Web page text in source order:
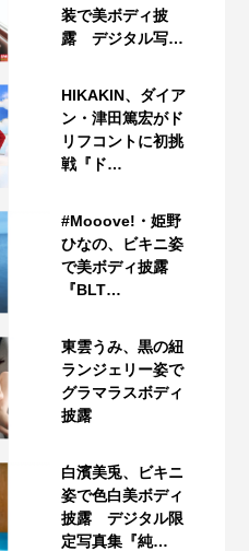
装で美ボディ披
露 デジタル写…
HIKAKIN、ダイア
ン・津田篤宏がド
リフコントに初挑
戦『ド…
#Mooove!・姫野
ひなの、ビキニ姿
で美ボディ披露
『BLT…
東雲うみ、黒の紐
ランジェリー姿で
グラマラスボディ
披露
白濱美兎、ビキニ
姿で色白美ボディ
披露 デジタル限
定写真集『純…